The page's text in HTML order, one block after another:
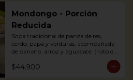
Mondongo - Porción
Reducida
Sopa tradicional de panza de res,
cerdo, papa y verduras, acompañada
de banano, arroz y aguacate. (Foto de
Mondongo is a traditional soup with
$44.900